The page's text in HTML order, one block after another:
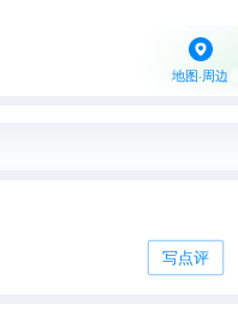
地图·周边
写点评